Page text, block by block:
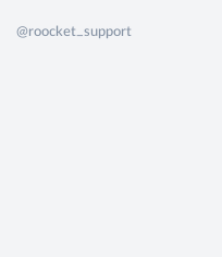
@roocket_support